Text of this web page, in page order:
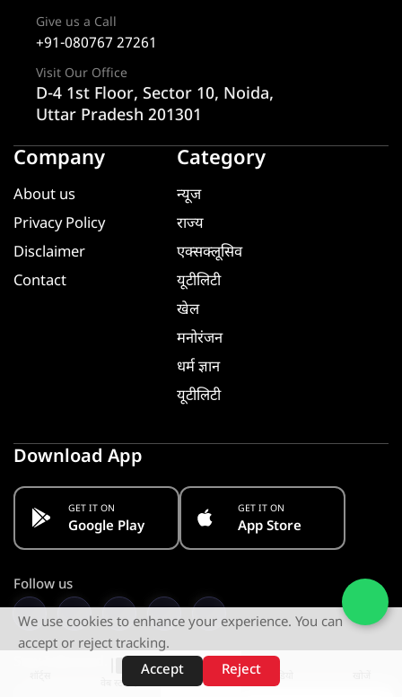
वेब स्टोरीज़
Give us a Call
+91-080767 27261
Visit Our Office
D-4 1st Floor, Sector 10, Noida,
Uttar Pradesh 201301
Company
About us
Privacy Policy
Disclaimer
Contact
Category
न्यूज
राज्य
एक्सक्लूसिव
यूटीलिटी
खेल
मनोरंजन
धर्म ज्ञान
यूटीलिटी
Download App
GET IT ON
Google Play
GET IT ON
App Store
Follow us
Stay Informed. Get Notified
We use cookies to enhance your experience. You can
accept or reject tracking.
Accept
Reject